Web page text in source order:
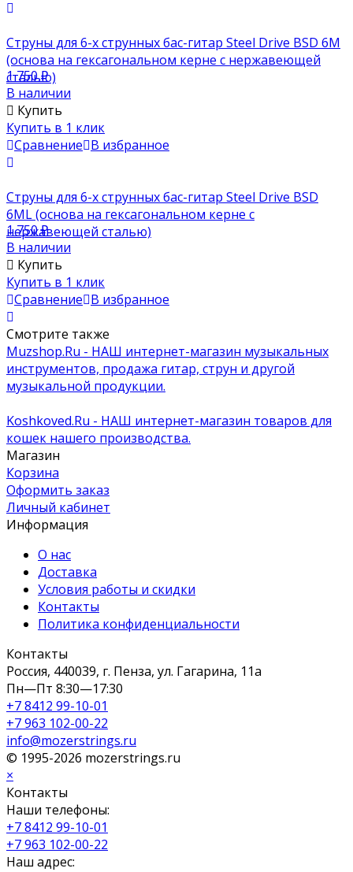
Струны для 6-х струнных бас-гитар Steel Drive BSD 6M
(основа на гексагональном керне с нержавеющей
сталью)
1 750₽
В наличии
Купить
Купить в 1 клик
Сравнение В избранное
Струны для 6-х струнных бас-гитар Steel Drive BSD
6ML (основа на гексагональном керне с
нержавеющей сталью)
1 750₽
В наличии
Купить
Купить в 1 клик
Сравнение В избранное
Смотрите также
Muzshop.Ru - НАШ интернет-магазин музыкальных
инструментов, продажа гитар, струн и другой
музыкальной продукции.
Koshkoved.Ru - НАШ интернет-магазин товаров для
кошек нашего производства.
Магазин
Корзина
Оформить заказ
Личный кабинет
Информация
О нас
Доставка
Условия работы и скидки
Контакты
Политика конфиденциальности
Контакты
Россия, 440039, г. Пенза, ул. Гагарина, 11а
Пн—Пт 8:30—17:30
+7 8412 99-10-01
+7 963 102-00-22
info@mozerstrings.ru
© 1995-2026 mozerstrings.ru
×
Контакты
Наши телефоны:
+7 8412 99-10-01
+7 963 102-00-22
Наш адрес: